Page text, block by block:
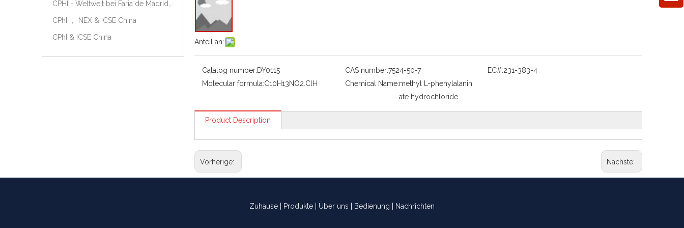
CPhI ， NEX & ICSE China
CPhI & ICSE China
Anteil an:
Catalog number:DY0115 CAS number:7524-50-7 EC#:231-383-4
Molecular formula:C10H13NO2.ClH Chemical Name:methyl L-phenylalanin
ate hydrochloride
Product Description
Vorherige: Nächste:
Zuhause Produkte Über uns Bedienung Nachrichten